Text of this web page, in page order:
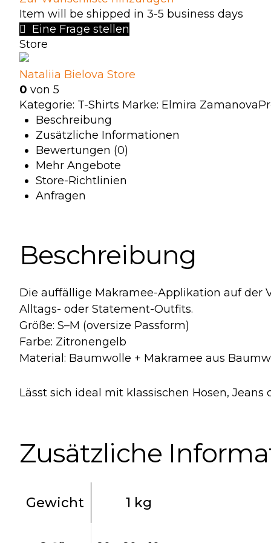
Item will be shipped in 3-5 business days
Eine Frage stellen
Store
Nataliia Bielova Store
0 von 5
Kategorie: T-Shirts Marke: Elmira Zamanova
Beschreibung
Zusätzliche Informationen
Bewertungen (0)
Mehr Angebote
Store-Richtlinien
Anfragen
Beschreibung
Die auffällige Makramee-Applikation auf der
Alltags- oder Statement-Outfits.
Größe: S–M (oversize Passform)
Farbe: Zitronengelb
Material: Baumwolle + Makramee aus
Lässt sich ideal mit klassischen Hosen,
Zusätzliche
Gewicht 1 kg